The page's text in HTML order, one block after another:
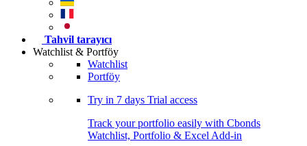
Tahvil tarayıcı
Watchlist & Portföy
Watchlist
Portföy
Try in 7 days Trial access
Track your portfolio easily with Cbonds
Watchlist, Portfolio & Excel Add-in